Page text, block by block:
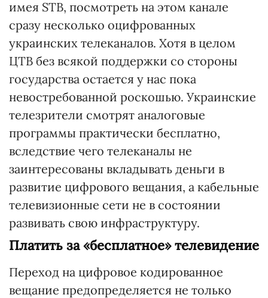
имея STB, посмотреть на этом канале
сразу несколько оцифрованных
украинских телеканалов. Хотя в целом
ЦТВ без всякой поддержки со стороны
государства остается у нас пока
невостребованной роскошью. Украинские
телезрители смотрят аналоговые
программы практически бесплатно,
вследствие чего телеканалы не
заинтересованы вкладывать деньги в
развитие цифрового вещания, а кабельные
телевизионные сети не в состоянии
развивать свою инфраструктуру.
Платить за «бесплатное» телевидение
Переход на цифровое кодированное
вещание предопределяется не только